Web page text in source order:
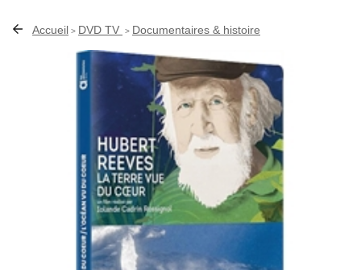
Accueil > DVD TV > Documentaires & histoire